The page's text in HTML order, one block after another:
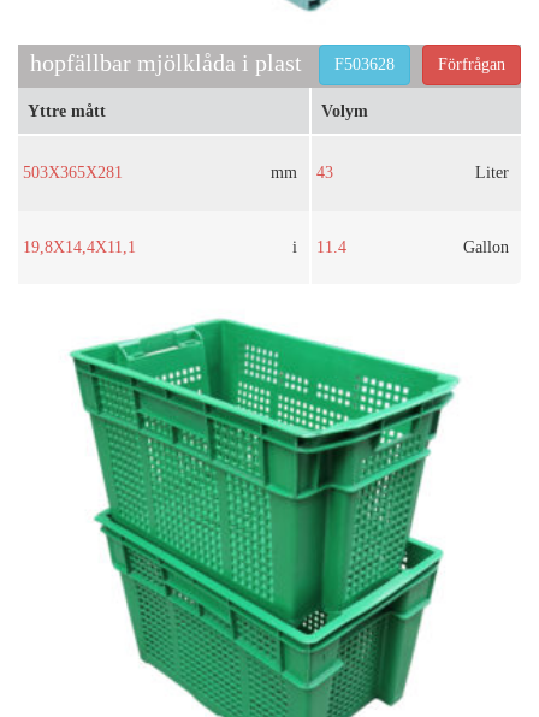
hopfällbar mjölklåda i plast Förfrågan
F503628
Yttre mått
503X365X281 mm
19,8X14,4X11,1 i
Volym
43 Liter
11.4 Gallon